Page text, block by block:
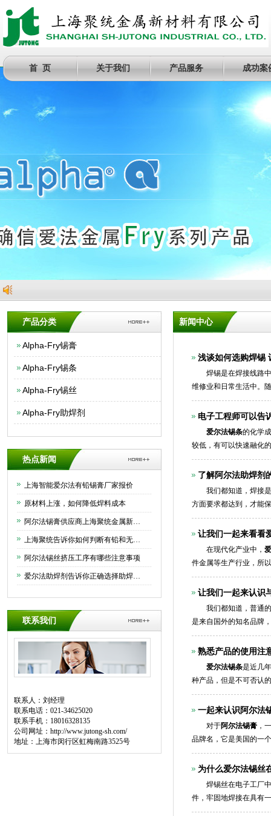
首 页 关于我们 产品服务 成功案
产品分类
Alpha-Fry锡膏
Alpha-Fry锡条
Alpha-Fry锡丝
Alpha-Fry助焊剂
热点新闻
上海智能爱尔法有铅锡膏厂家报价
原材料上涨，如何降低焊料成本
阿尔法锡膏供应商上海聚统金属新材料有限公司为大家介绍下如何正确保存锡膏
上海聚统告诉你如何判断有铅和无铅锡条
阿尔法锡丝挤压工序有哪些注意事项
爱尔法助焊剂告诉你正确选择助焊剂的方法
联系我们
联系人：刘经理
联系电话：021-34625020
联系手机：18016328135
公司网址： http://www.jutong-sh.com/
地址：上海市闵行区虹梅南路3525号
新闻中心
浅谈如何选购焊锡
焊锡是在焊接线路中
维修业和日常生活中。
题，那就是大家不知道
电子工程师可以告
爱尔法锡条的化学
较低，有可以快速融化
了解阿尔法助焊剂
我们都知道，焊接是
方面要求都达到，才能
质量上乘的助焊剂同时
让我们一起来看看
在现代化产业中，
件金属等生产行业，所
让我们一起来认识
我们都知道，普通的
是来自国外的知名品牌
熟悉产品的使用注
爱尔法锡条是近几
种产品，但是不可否认
一起来认识阿尔法
对于阿尔法锡膏 ，
品牌名，它是美国的一
为什么爱尔法锡丝
焊锡丝在电子工厂中
件，牢固地焊接在具有
焊锡丝的巨大需求，所